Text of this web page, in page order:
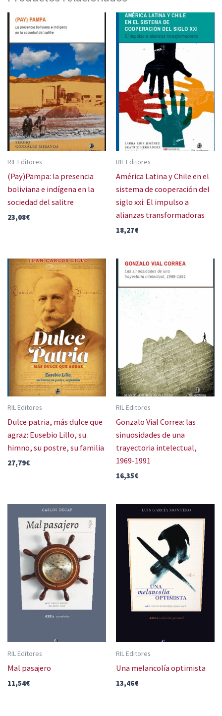
RIL Editores
(Pay)Pampa: la presencia
boliviana e indígena en la
sociedad del salitre
23,08€
RIL Editores
América Latina y Chile en el
sistema de cooperación del
siglo xxi: El impulso a
alianzas transformadoras
18,27€
RIL Editores
Dulce patria, más dulce que
agraz: Eusebio Lillo, su
himno, su postre, su familia
27,79€
RIL Editores
Gonzalo Vial Correa: las
sinuosidades de una
trayectoria intelectual,
1969-1991
16,35€
RIL Editores
Mal pasajero
11,54€
RIL Editores
Una melancolía optimista
13,46€